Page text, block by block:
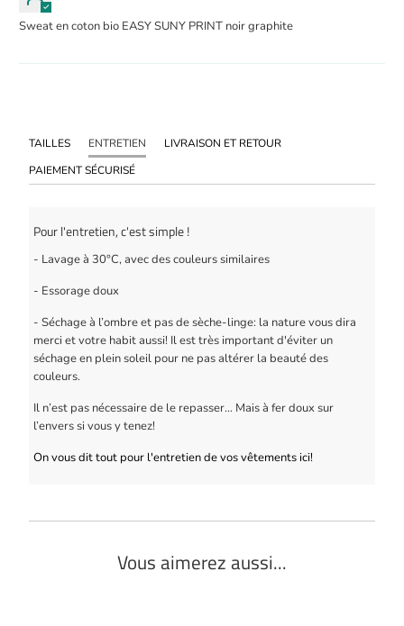
Sweat en coton bio EASY SUNY PRINT noir graphite
TAILLES ENTRETIEN
LIVRAISON ET RETOUR
PAIEMENT SÉCURISÉ
Pour l'entretien, c'est simple !
- Lavage à 30°C, avec des couleurs similaires
- Essorage doux
- Séchage à l’ombre et pas de sèche-linge: la nature vous dira
merci et votre habit aussi! Il est très important d'éviter un
séchage en plein soleil pour ne pas altérer la beauté des
couleurs.
Il n’est pas nécessaire de le repasser… Mais à fer doux sur
l’envers si vous y tenez!
On vous dit tout pour l'entretien de vos vêtements ici!
Vous aimerez aussi...